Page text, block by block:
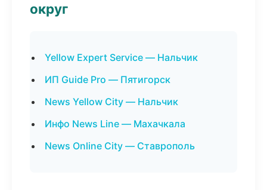
округ
Yellow Expert Service — Нальчик
ИП Guide Pro — Пятигорск
News Yellow City — Нальчик
Инфо News Line — Махачкала
News Online City — Ставрополь